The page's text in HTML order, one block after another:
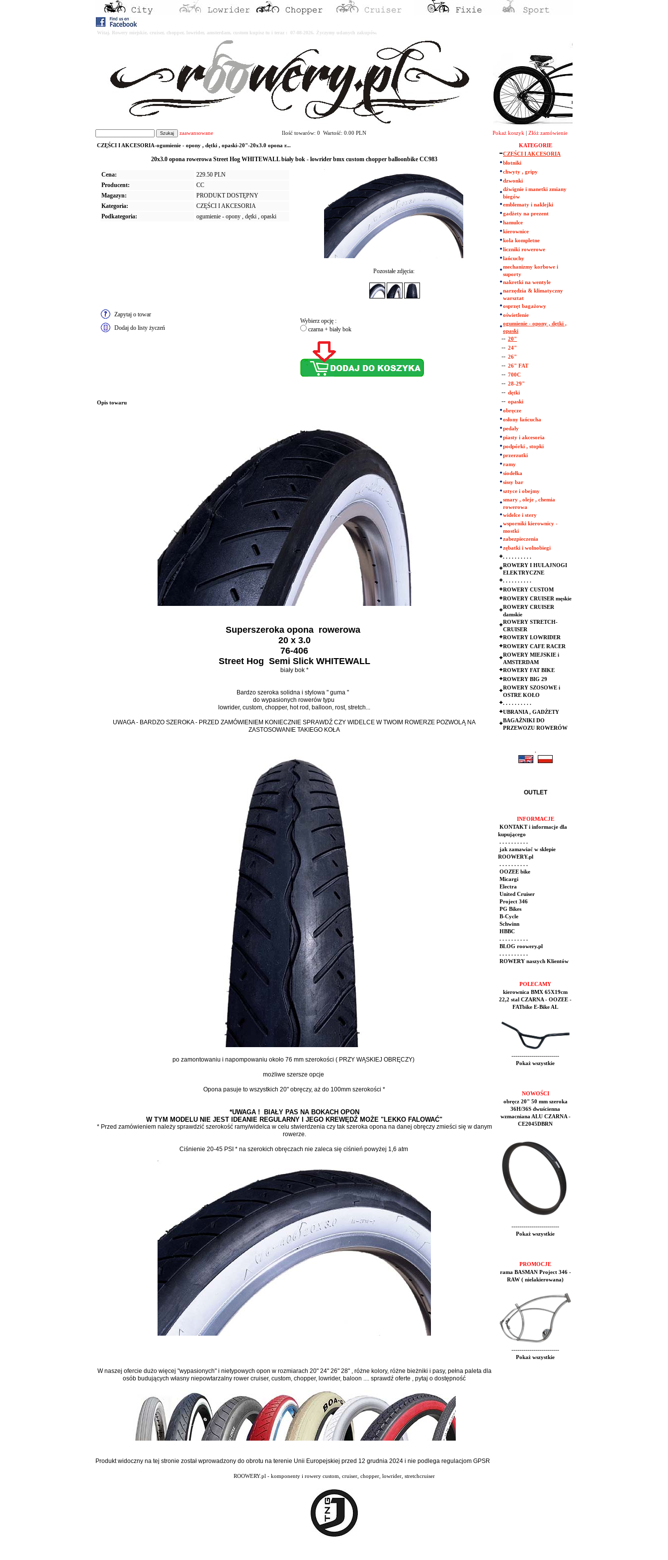
Witaj. Rowery miejskie, cruiser, chopper, lowrider, amsterdam, custom kupisz tu i teraz : 07-08-2026. Życzymy udanych zakupów.
zaawansowane Ilość towarów: 0 Wartość: 0.00 PLN Pokaż koszyk Złóż zamówienie
CZĘŚCI I AKCESORIA-ogumienie - opony , dętki , opaski-20"-20x3.0 opona r...
20x3.0 opona rowerowa Street Hog WHITEWALL biały bok - lowrider bmx custom chopper balloonbike CC983
Cena:
229.50 PLN
Producent:
CC
Magazyn:
PRODUKT DOSTĘPNY
Kategoria:
CZĘŚCI I AKCESORIA
Podkategoria:
ogumienie - opony , dętki , opaski
Pozostałe zdjęcia:
Zapytaj o towar
Dodaj do listy życzeń
Wybierz opcję :
czarna + biały bok
Opis towaru
Superszeroka opona rowerowa
20 x 3.0
76-406
Street Hog Semi Slick WHITEWALL
biały bok*
Bardzo szeroka solidna i stylowa " guma "
do wypasionych rowerów typu
lowrider, custom, chopper, hot rod, balloon, rost, stretch...
UWAGA - BARDZO SZEROKA - PRZED ZAMÓWIENIEM KONIECZNIE SPRAWDŹ CZY WIDELCE W TWOIM ROWERZE POZWOLĄ NA
ZASTOSOWANIE TAKIEGO KOŁA
po zamontowaniu i napompowaniu około 76 mm szerokości ( PRZY WĄSKIEJ OBRĘCZY)
możliwe szersze opcje
Opona pasuje to wszystkich 20" obręczy, aż do 100mm szerokości *
*UWAGA !
BIAŁY PAS NA BOKACH OPON
W TYM MODELU NIE JEST IDEANIE REGULARNY I JEGO KREWĘDŹ MOŻE "LEKKO FALOWAĆ"
* Przed zamówieniem należy sprawdzić szerokość ramy/widelca w celu stwierdzenia czy tak szeroka opona na danej obręczy zmieści się w danym
rowerze.
Ciśnienie 20-45 PSI * na szerokich obręczach nie zaleca się ciśnień powyżej 1,6 atm
W naszej ofercie dużo więcej "wypasionych" i nietypowych opon w rozmiarach 20" 24" 26" 28" , różne kolory, różne bieżniki i pasy, pełna paleta dla
osób budujących własny niepowtarzalny rower cruiser, custom, chopper, lowrider, baloon .... sprawdź oferte , pytaj o dostępność
Produkt widoczny na tej stronie został wprowadzony do obrotu na terenie Unii Europejskiej przed 12 grudnia 2024 i nie podlega regulacjom GPSR
KATEGORIE
CZĘŚCI I AKCESORIA
błotniki
chwyty , gripy
dzwonki
dźwignie i manetki zmiany
biegów
emblematy i naklejki
gadżety na prezent
hamulce
kierownice
koła kompletne
liczniki rowerowe
łańcuchy
mechanizmy korbowe i
suporty
nakretki na wentyle
narzędzia & klimatyczny
warsztat
osprzęt bagażowy
oświetlenie
ogumienie - opony , dętki ,
opaski
-- 20"
-- 24"
-- 26"
-- 26" FAT
-- 700C
-- 28-29"
-- dętki
-- opaski
obręcze
osłony łańcucha
pedały
piasty i akcesoria
podpórki , stopki
przerzutki
ramy
siodełka
sissy bar
sztyce i obejmy
smary , oleje , chemia
rowerowa
widelce i stery
wsporniki kierownicy -
mostki
zabezpieczenia
zębatki i wolnobiegi
. . . . . . . . . .
ROWERY I HULAJNOGI
ELEKTRYCZNE
. . . . . . . . . .
ROWERY CUSTOM
ROWERY CRUISER męskie
ROWERY CRUISER
damskie
ROWERY STRETCH-
CRUISER
ROWERY LOWRIDER
ROWERY CAFE RACER
ROWERY MIEJSKIE i
AMSTERDAM
ROWERY FAT BIKE
ROWERY BIG 29
ROWERY SZOSOWE i
OSTRE KOŁO
. . . . . . . . . .
UBRANIA , GADŻETY
BAGAŻNIKI DO
PRZEWOZU ROWERÓW
.
OUTLET
INFORMACJE
KONTAKT i informacje dla
kupującego
. . . . . . . . . .
jak zamawiać w sklepie
ROOWERY.pl
. . . . . . . . . .
OOZEE bike
Micargi
Electra
United Cruiser
Project 346
PG Bikes
B-Cycle
Schwinn
HBBC
. . . . . . . . . .
BLOG roowery.pl
. . . . . . . . . .
ROWERY naszych Klientów
POLECAMY
kierownica BMX 65X19cm
22,2 stal CZARNA - OOZEE -
FATbike E-Bike AL
------------------------
Pokaż wszystkie
NOWOŚCI
obręcz 20" 50 mm szeroka
36H/36S dwuścienna
wzmacniana ALU CZARNA -
CE2045DBRN
------------------------
Pokaż wszystkie
PROMOCJE
rama BASMAN Project 346 -
RAW ( nielakierowana)
------------------------
Pokaż wszystkie
ROOWERY.pl - komponenty i rowery custom, cruiser, chopper, lowrider, stretchcruiser